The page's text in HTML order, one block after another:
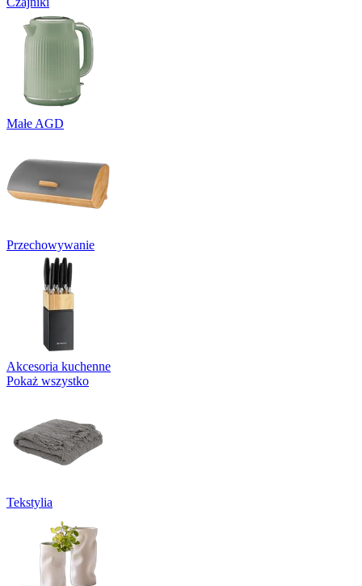
Małe AGD
Przechowywanie
Akcesoria kuchenne
Pokaż wszystko
Tekstylia